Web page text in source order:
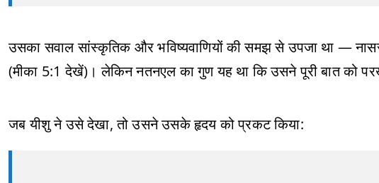
उसका सवाल सांस्कृतिक और भविष्यवाणियों की समझ से उपजा था —
(मीका 5:1 देखें)। लेकिन नतनएल का गुण यह था कि उसने पूरी बात को
जब यीशु ने उसे देखा, तो उसने उसके हृदय को प्रकट किया: